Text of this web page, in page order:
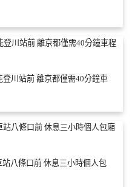
登川站前 離京都僅需40分鐘車
站八條口前 休息三小時個人包